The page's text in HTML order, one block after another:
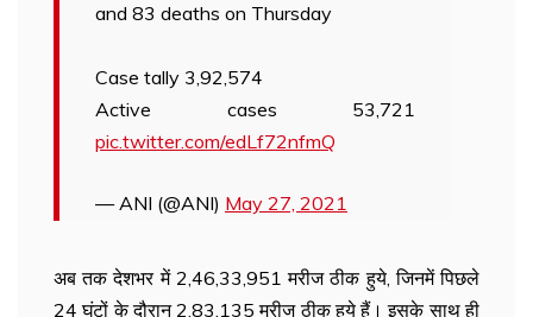
and 83 deaths on Thursday
Case tally 3,92,574
Active cases 53,721
pic.twitter.com/edLf72nfmQ
— ANI (@ANI) May 27, 2021
अब तक देशभर में 2,46,33,951 मरीज ठीक हुये, जिनमें पिछले
24 घंटों के दौरान 2,83,135 मरीज ठीक हुये हैं। इसके साथ ही